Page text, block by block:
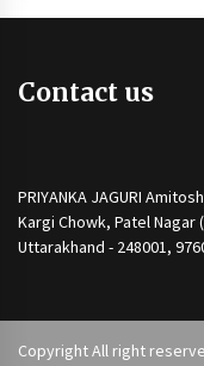
Contact us
PRIYANKA JAGURI
Kargi Chowk, Patel Nagar
Uttarakhand - 248001,
Copyright All right